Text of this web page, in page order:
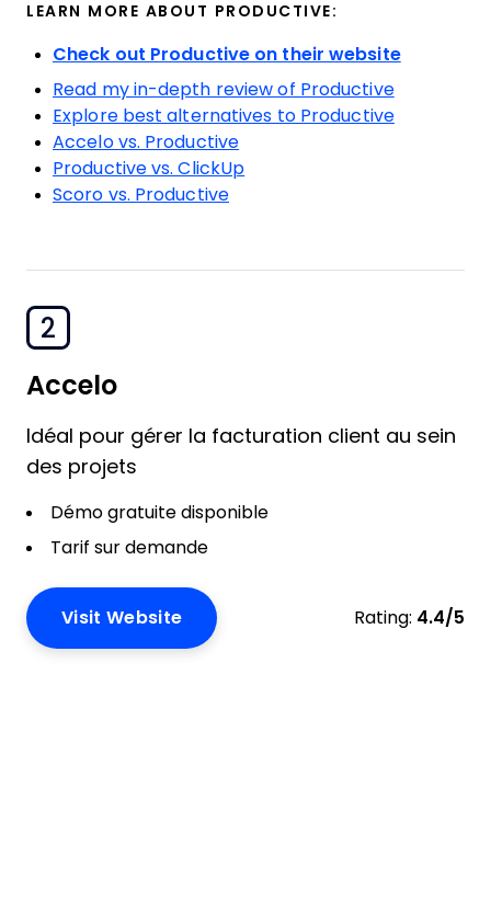
LEARN MORE ABOUT PRODUCTIVE:
Check out Productive on their website
Read my in-depth review of Productive
Explore best alternatives to Productive
Accelo vs. Productive
Productive vs. ClickUp
Scoro vs. Productive
2
Accelo
Idéal pour gérer la facturation client au sein
des projets
Démo gratuite disponible
Tarif sur demande
Visit Website Rating: 4.4/5